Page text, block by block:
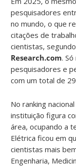
pesquisadores
no mundo, o que
citações de
cientistas,
Research.com.
pesquisadores e
com um total de
No ranking
instituição figura
área, ocupando a
Elétrica ficou em
cientistas mais
Engenharia,